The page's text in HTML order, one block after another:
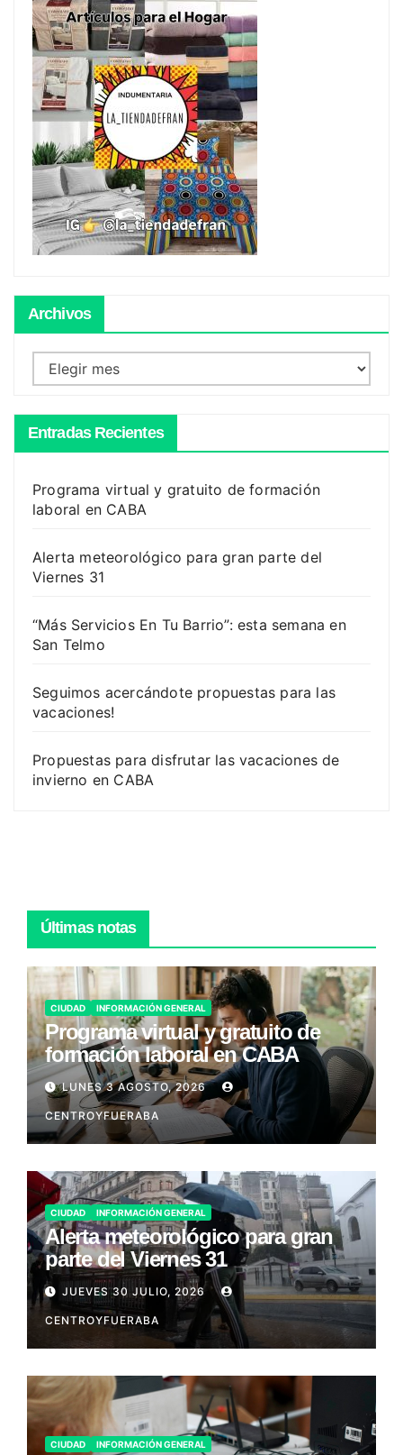
Archivos
Archivos
Entradas Recientes
Programa virtual y gratuito de formación
laboral en CABA
Alerta meteorológico para gran parte del
Viernes 31
“Más Servicios En Tu Barrio”: esta semana en
San Telmo
Seguimos acercándote propuestas para las
vacaciones!
Propuestas para disfrutar las vacaciones de
invierno en CABA
Últimas notas
CIUDAD INFORMACIÓN GENERAL
Programa virtual y gratuito de
formación laboral en CABA
LUNES 3 AGOSTO, 2026
CENTROYFUERABA
CIUDAD INFORMACIÓN GENERAL
Alerta meteorológico para gran
parte del Viernes 31
JUEVES 30 JULIO, 2026
CENTROYFUERABA
CIUDAD INFORMACIÓN GENERAL